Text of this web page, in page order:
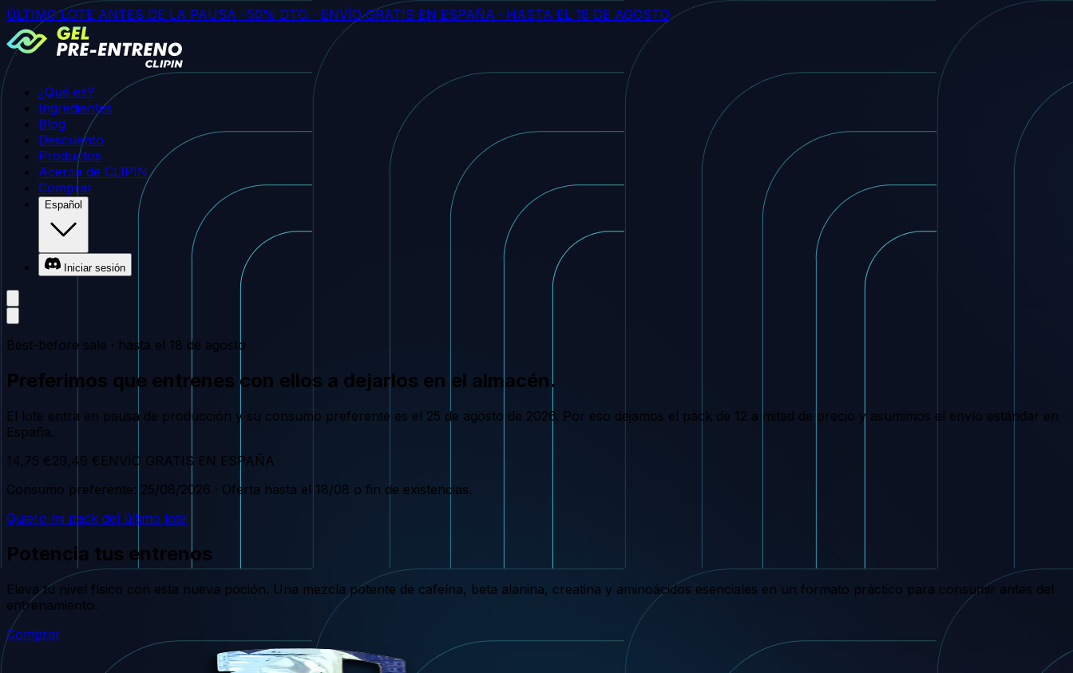
ÚLTIMO LOTE ANTES DE LA PAUSA · 50% DTO. · ENVÍO GRATIS EN ESPAÑA · HASTA EL 18 DE AGOSTO
¿Qué es?
Ingredientes
Blog
Descuento
Productos
Acerca de CLIPIN
Comprar
Español
Iniciar sesión
Best-before sale · hasta el 18 de agosto
Preferimos que entrenes con ellos a dejarlos en el almacén.
El lote entra en pausa de producción y su consumo preferente es el 25 de agosto de 2026. Por eso dejamos el pack de 12 a mitad de precio y asumimos el envío estándar en
España.
14,75 €29,49 € ENVÍO GRATIS EN ESPAÑA
Consumo preferente: 25/08/2026 · Oferta hasta el 18/08 o fin de existencias.
Quiero mi pack del último lote
Potencia tus entrenos
Eleva tu nivel físico con esta nueva poción. Una mezcla potente de cafeína, beta alanina, creatina y aminoácidos esenciales en un formato práctico para consumir antes del
entrenamiento.
Comprar